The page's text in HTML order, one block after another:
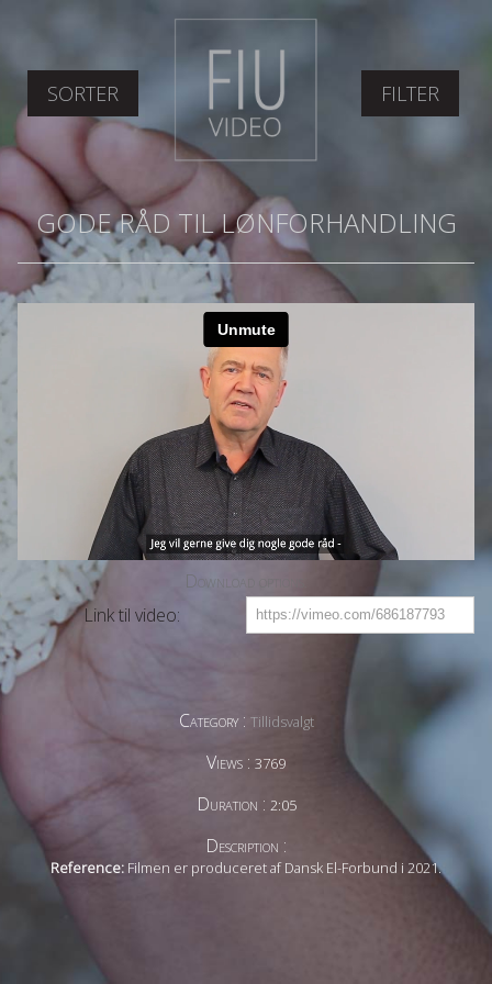
SORTER FILTER
GODE RÅD TIL LØNFORHANDLING
Download options:
Link til video:
Category : Tillidsvalgt
Views : 3769
Duration : 2:05
Description :
Reference: Filmen er produceret af Dansk El-Forbund i 2021.